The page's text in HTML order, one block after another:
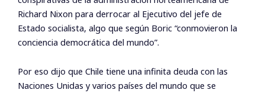
Richard Nixon para derrocar al Ejecutivo del jefe de
Estado socialista, algo que según Boric “conmovieron la
conciencia democrática del mundo”.
Por eso dijo que Chile tiene una infinita deuda con las
Naciones Unidas y varios países del mundo que se